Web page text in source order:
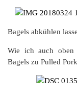
Bagels abkühlen
Wie ich auch oben
Bagels zu Pulled